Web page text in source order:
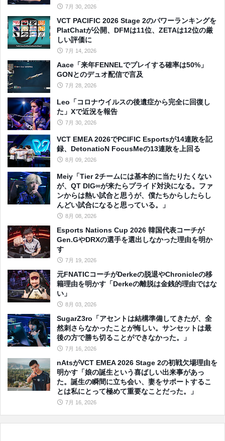
7月 30, 2026
VCT PACIFIC 2026 Stage 2のパワーランキングを
PlatChatが公開、DFMは11位、ZETAは12位の厳
しい評価に
7月 14, 2026
Aace「来年FENNELでプレイする確率は50%」
GONとのデュオ配信で言及
7月 28, 2026
Leo「コロナウイルスの後遺症から完全に回復し
た」Xで近況を報告
7月 30, 2026
VCT EMEA 2026でPCIFIC Esportsが14連敗を記
録、DetonatioN FocusMeの13連敗を上回る
8月 09, 2026
Meiy「Tier 2チームには基本的に当たりたくない
が、QT DIG∞が来たらプライド対決になる。ファ
ンからは熱い試合と思うが、僕たちからしたらし
んどい試合になると思っている。」
8月 08, 2026
Esports Nations Cup 2026 韓国代表コーチが
Gen.GやDRXの選手を選出しなかった理由を明か
す
7月 19, 2026
元FNATICコーチがDerkeの脱退やChronicleの移
籍理由を明かす「Derkeの離脱は金銭的理由ではな
い」
8月 03, 2026
SugarZ3ro「アセントは結構準備してきたが、全
然刺さらなかったことが悔しい。サンセットは最
後の方で勝ち切ることができなかった。」
7月 16, 2026
nAtsがVCT EMEA 2026 Stage 2の初戦欠場理由を
明かす「娘の誕生という喜ばしい出来事があっ
た。誕生の瞬間に立ち会い、妻をサポートするこ
とは私にとって極めて重要なことだった。」
7月 16, 2026